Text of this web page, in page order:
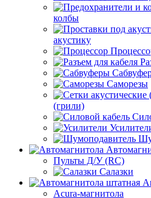
колбы
акустику
Саморезы
(грили)
Пульты Д/У (RC)
Салазки
Acura-магнитола